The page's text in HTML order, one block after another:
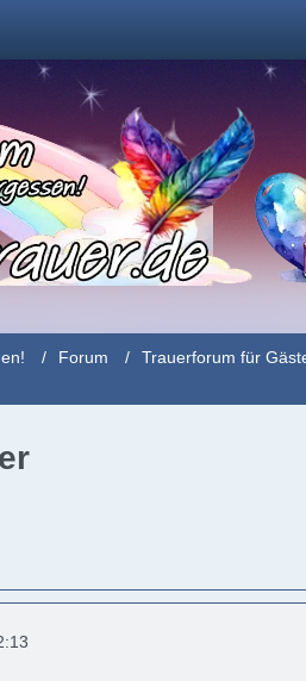
Forum
Trauerforum für